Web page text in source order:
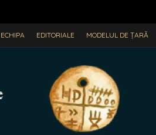
ECHIPA EDITORIALE MODELUL DE ȚARĂ